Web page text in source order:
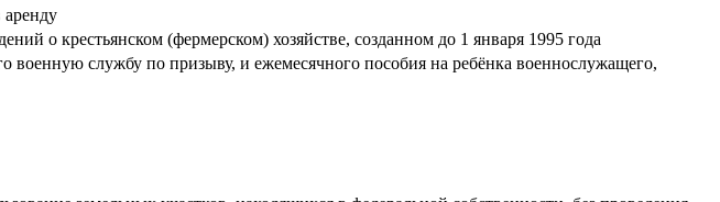
о крестьянском (фермерском) хозяйстве, созданном до 1 января 1995 года
службу по призыву, и ежемесячного пособия на ребёнка военнослужащего,